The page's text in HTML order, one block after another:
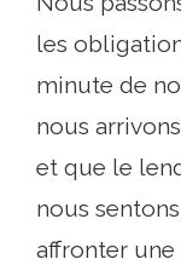
les
minute de
nous
et que le
nous
affronter une